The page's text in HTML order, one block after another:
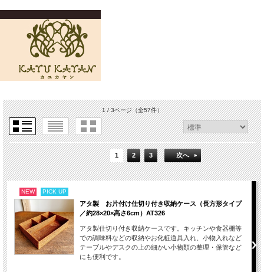
1 / 3ページ（全57件）
1 2 3 次へ
NEW PICK UP
アタ製 お片付け仕切り付き収納ケース（長方形タイプ
／約28×20×高さ6cm）AT326
アタ製仕切り付き収納ケースです。キッチンや食器棚等
での調味料などの収納やお化粧道具入れ、小物入れなど
テーブルやデスクの上の細かい小物類の整理・保管など
にも便利です。